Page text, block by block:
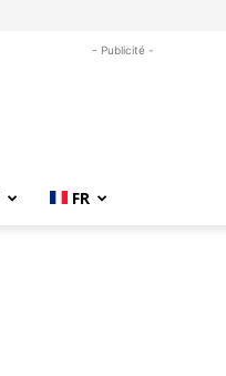
- Publicité -
FR